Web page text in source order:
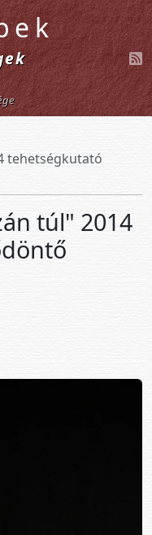
tehetségkutató
túl" 2014